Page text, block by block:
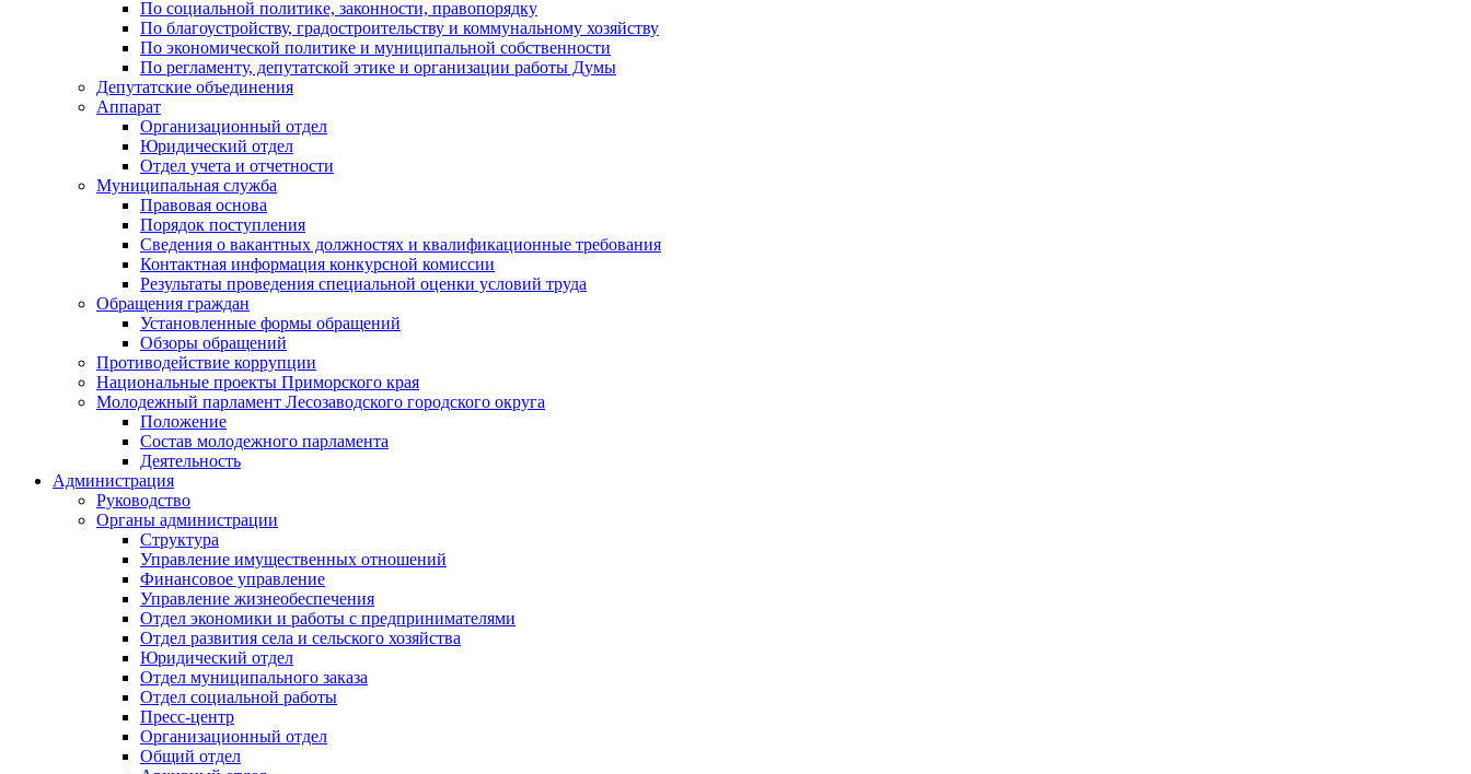
По социальной политике, законности, правопорядку
По благоустройству, градостроительству и коммунальному хозяйству
По экономической политике и муниципальной собственности
По регламенту, депутатской этике и организации работы Думы
Депутатские объединения
Аппарат
Организационный отдел
Юридический отдел
Отдел учета и отчетности
Муниципальная служба
Правовая основа
Порядок поступления
Сведения о вакантных должностях и квалификационные требования
Контактная информация конкурсной комиссии
Результаты проведения специальной оценки условий труда
Обращения граждан
Установленные формы обращений
Обзоры обращений
Противодействие коррупции
Национальные проекты Приморского края
Молодежный парламент Лесозаводского городского округа
Положение
Состав молодежного парламента
Деятельность
Администрация
Руководство
Органы администрации
Структура
Управление имущественных отношений
Финансовое управление
Управление жизнеобеспечения
Отдел экономики и работы с предпринимателями
Отдел развития села и сельского хозяйства
Юридический отдел
Отдел муниципального заказа
Отдел социальной работы
Пресс-центр
Организационный отдел
Общий отдел